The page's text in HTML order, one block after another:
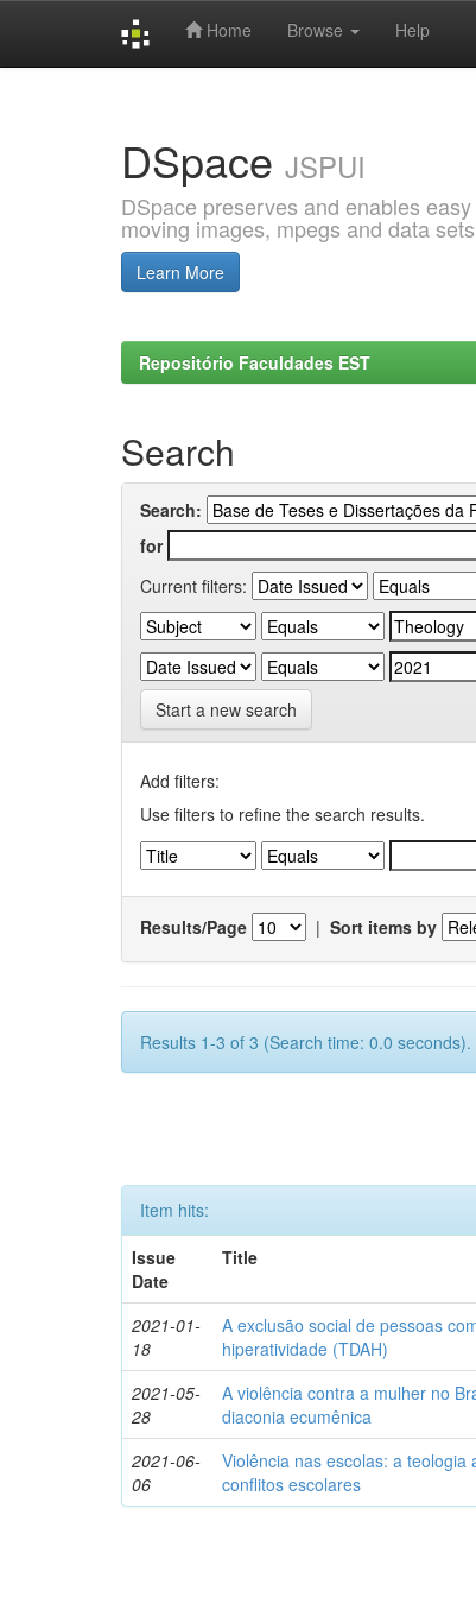
Home Browse Help
DSpace JSPUI
DSpace preserves and enables
moving images, mpegs and data sets
Learn More
Repositório Faculdades EST
Search
Search:
for
Current filters:
Start a new search
Add filters:
Use filters to refine the search results.
Results/Page | Sort items by
Results 1-3 of 3 (Search time: 0.0 seconds).
Item hits:
Issue
Date
Title
2021-01-
18
A exclusão social de pessoas
hiperatividade (TDAH)
2021-05-
28
A violência contra a mulher no
diaconia ecumênica
2021-06-
06
Violência nas escolas: a
conflitos escolares